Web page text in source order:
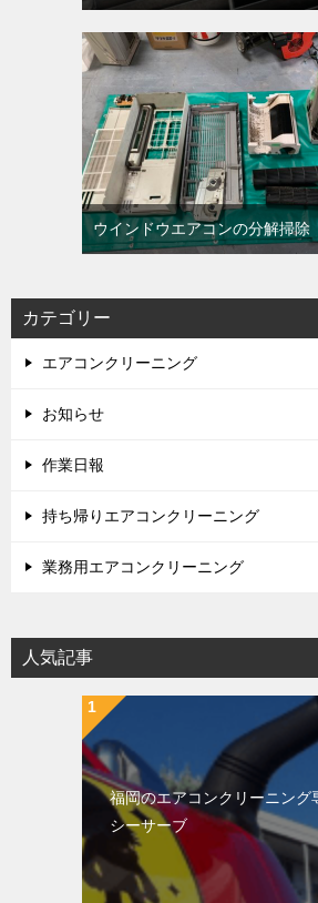
ウインドウエアコンの分解掃除
カテゴリー
エアコンクリーニング
お知らせ
作業日報
持ち帰りエアコンクリーニング
業務用エアコンクリーニング
人気記事
福岡のエアコンクリーニング
シーサーブ